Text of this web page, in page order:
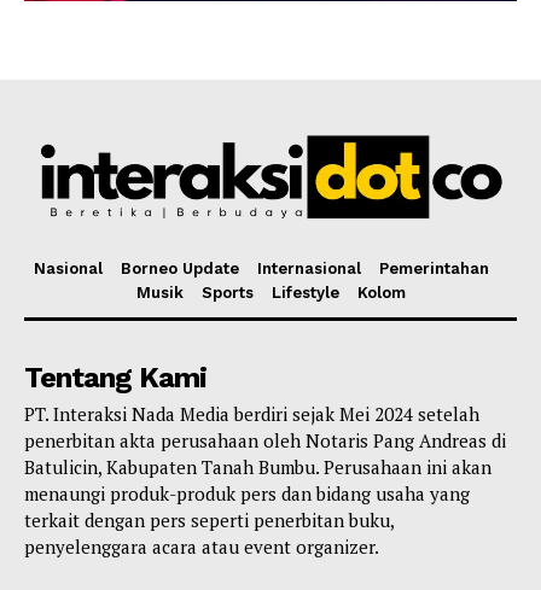
Nasional Borneo Update Internasional
Pemerintahan
Musik
Sports Lifestyle Kolom
Tentang Kami
PT. Interaksi Nada Media berdiri sejak Mei 2024 setelah
penerbitan akta perusahaan oleh Notaris Pang Andreas di
Batulicin, Kabupaten Tanah Bumbu. Perusahaan ini akan
menaungi produk-produk pers dan bidang usaha yang
terkait dengan pers seperti penerbitan buku,
penyelenggara acara atau event organizer.